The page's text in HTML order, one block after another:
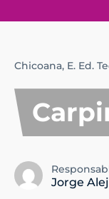
Chicoana, E. Ed.
Jorge